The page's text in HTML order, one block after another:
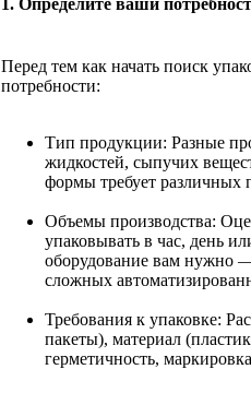
1. Определите ваши
Перед тем как начать поиск
потребности:
Тип продукции: Разные
жидкостей, сыпучих
формы требует различных
Объемы производства:
упаковывать в час, день
оборудование вам нужно
сложных
Требования к упаковке:
пакеты), материал
герметичность,